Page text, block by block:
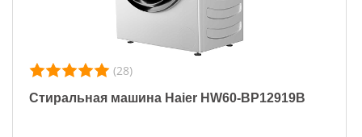
(28)
Стиральная машина Haier HW60-BP12919B